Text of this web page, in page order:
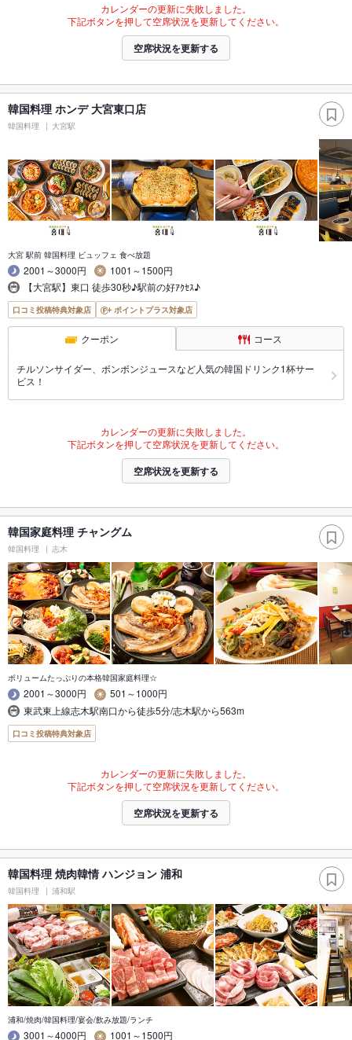
カレンダーの更新に失敗しました。
下記ボタンを押して空席状況を更新してください。
空席状況を更新する
韓国料理 ホンデ 大宮東口店
韓国料理 大宮駅
大宮 駅前 韓国料理 ビュッフェ 食べ放題
2001～3000円
1001～1500円
【大宮駅】東口 徒歩30秒♪駅前の好ｱｸｾｽ♪
口コミ投稿特典対象店 ポイントプラス対象店
クーポン コース
チルソンサイダー、ボンボンジュースなど人気の韓国ドリンク1杯サー
ビス！
カレンダーの更新に失敗しました。
下記ボタンを押して空席状況を更新してください。
空席状況を更新する
韓国家庭料理 チャングム
韓国料理 志木
ボリュームたっぷりの本格韓国家庭料理☆
2001～3000円
501～1000円
東武東上線志木駅南口から徒歩5分/志木駅から563m
口コミ投稿特典対象店
カレンダーの更新に失敗しました。
下記ボタンを押して空席状況を更新してください。
空席状況を更新する
韓国料理 焼肉韓情 ハンジョン 浦和
韓国料理 浦和駅
浦和/焼肉/韓国料理/宴会/飲み放題/ランチ
3001～4000円 1001～1500円